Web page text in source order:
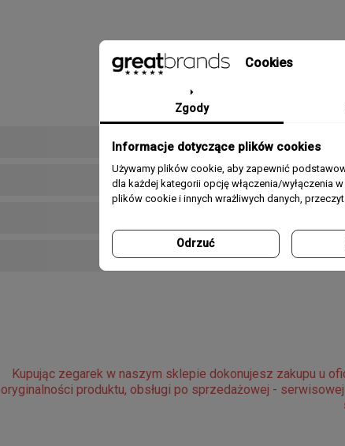
Kolekcja /
Kupując zegarek w naszym sklepie dokonujesz zakupu u
oryginalności produktu, obsługi po sprzedażowej - serwisowej
Cookies
Zgody
Informacje dotyczące plików cookies
Używamy plików cookie, aby zapewnić
dla każdej kategorii opcję włączenia/wyłączenia
plików cookie i innych wrażliwych danych,
Odrzuć